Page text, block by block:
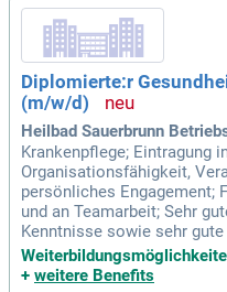
Diplomierte:r
(m/w/d)
Heilbad Sauerbrunn
Krankenpflege; Eintragung
Organisationsfähigkeit,
persönliches Engagement;
und an Teamarbeit; Sehr
Kenntnisse sowie sehr
+ weitere Benefits